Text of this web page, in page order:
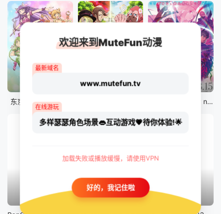
东京猫猫 NEW～♡
12集全
剧场版 Fate/stay night [Heaven&#039;s Feel] III.spring song
13集全 14集全 12集全
欢迎来到MuteFun动漫
最新域名
www.mutefun.tv
在线游玩
多样瑟瑟角色场景👄互动游戏💗待你体验!🌟
加载失败或播放缓慢，请使用VPN
好的，我记住啦